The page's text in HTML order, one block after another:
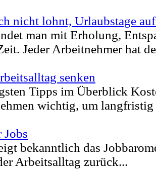
nicht lohnt, Urlaubstage
man mit Erholung,
Jeder Arbeitnehmer hat
senken
Tipps im Überblick
wichtig, um
Jobs
bekanntlich das
Arbeitsalltag zurück...